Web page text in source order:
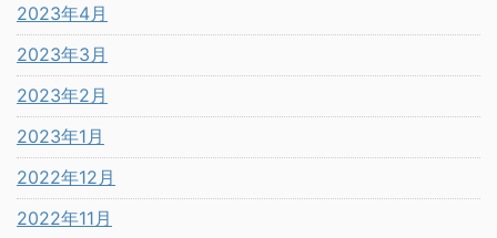
2023年4月
2023年3月
2023年2月
2023年1月
2022年12月
2022年11月